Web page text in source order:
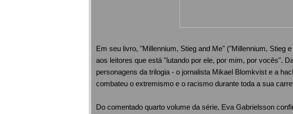
Em seu livro, "Millennium, Stieg and Me" ("Millennium, Stieg
aos leitores que está "lutando por ele, por mim, por vocês".
personagens da trilogia - o jornalista Mikael Blomkvist e a
combateu o extremismo e o racismo durante toda a sua
Do comentado quarto volume da série, Eva Gabrielsson